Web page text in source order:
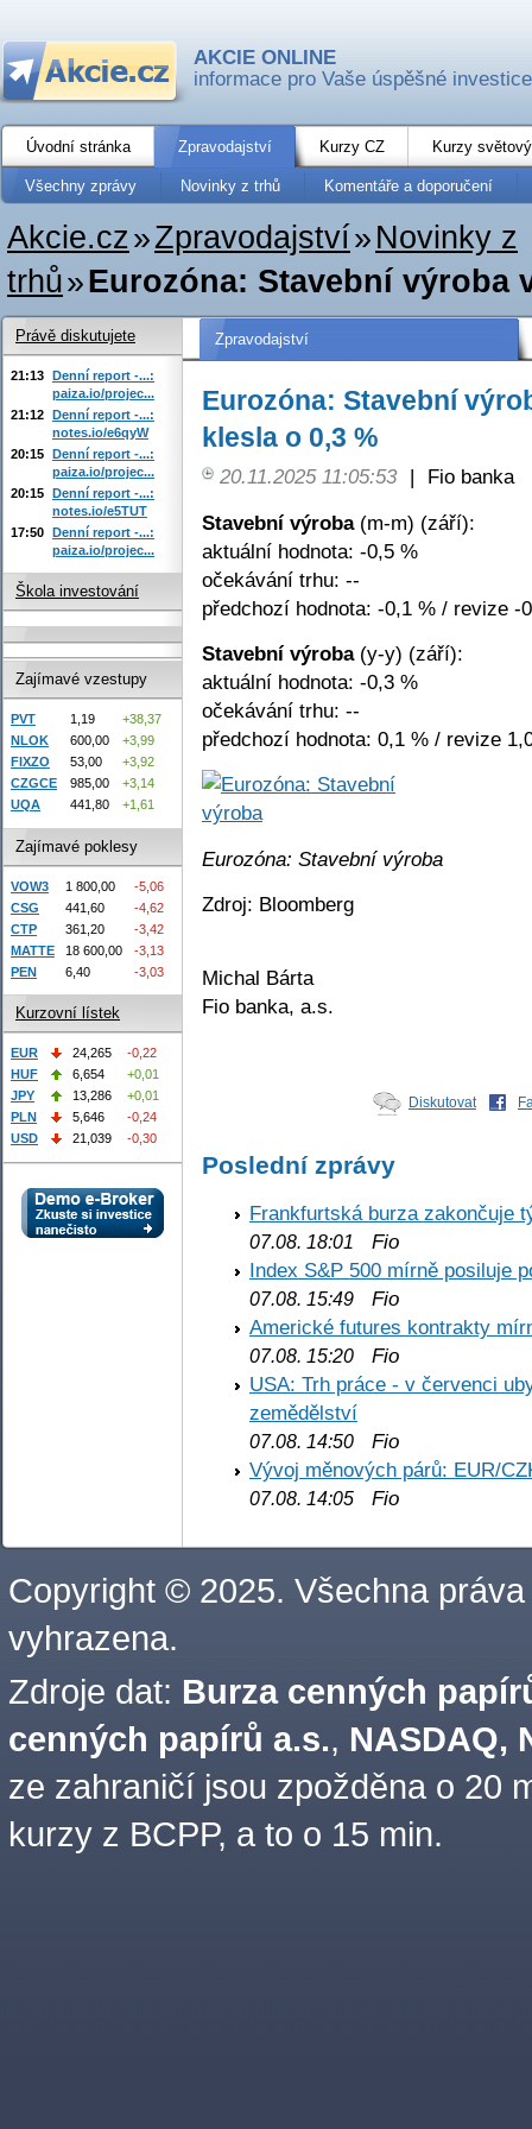
AKCIE ONLINE
informace pro Vaše úspěšné investice
Úvodní stránka Zpravodajství Kurzy CZ Kurzy
Všechny zprávy Novinky z trhů Komentáře a doporučení
Akcie.cz»Zpravodajství» Novinky z
trhů»Eurozóna: Stavební výroba
Zpravodajství
Eurozóna: Stavební
klesla o 0,3 %
20.11.2025 11:05:53 |
Fio banka
Stavební výroba(m-m) (září):
aktuální hodnota: -0,5 %
očekávání trhu: --
předchozí hodnota: -0,1 % / revize -
Stavební výroba(y-y) (září):
aktuální hodnota: -0,3 %
očekávání trhu: --
předchozí hodnota: 0,1 % / revize
Eurozóna: Stavební výroba
Zdroj: Bloomberg
Michal Bárta
Fio banka, a.s.
Diskutovat
Poslední zprávy
Frankfurtská burza zakončuje
07.08. 18:01
Fio
Index S&P 500 mírně posiluje
07.08. 15:49 Fio
Americké futures kontrakty
07.08. 15:20 Fio
USA: Trh práce - v červenci
zemědělství
07.08. 14:50 Fio
Vývoj měnových párů: EUR/
07.08. 14:05 Fio
Právě diskutujete
21:13 Denní report -...:
paiza.io/projec...
21:12 Denní report -...:
notes.io/e6qyW
20:15 Denní report -...:
paiza.io/projec...
20:15 Denní report -...:
notes.io/e5TUT
17:50 Denní report -...:
paiza.io/projec...
Škola investování
Zajímavé vzestupy
PVT 1,19
+38,37
NLOK
600,00
+3,99
FIXZO
53,00
+3,92
CZGCE
985,00
+3,14
UQA
441,80 +1,61
Zajímavé poklesy
VOW3 1 800,00
-5,06
CSG
441,60
-4,62
CTP
361,20
-3,42
MATTE
18 600,00
-3,13
PEN
6,40 -3,03
Kurzovní lístek
EUR 24,265
-0,22
HUF
6,654
+0,01
JPY
13,286
+0,01
PLN
5,646
-0,24
USD
21,039 -0,30
Copyright © 2025. Všechna práva
vyhrazena.
Zdroje dat: Burza cenných
cenných papírů a.s., NASDAQ,
ze zahraničí jsou zpožděna o 20
kurzy z BCPP, a to o 15 min.